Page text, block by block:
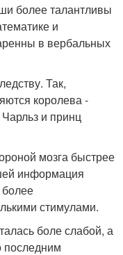
более талантливы
и
в вербальных
Так,
королева -
и принц
мозга быстрее
информация
более
стимулами.
боле слабой, а
последним